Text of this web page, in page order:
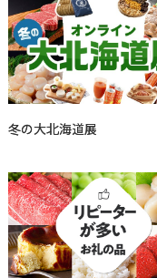
冬の大北海道展